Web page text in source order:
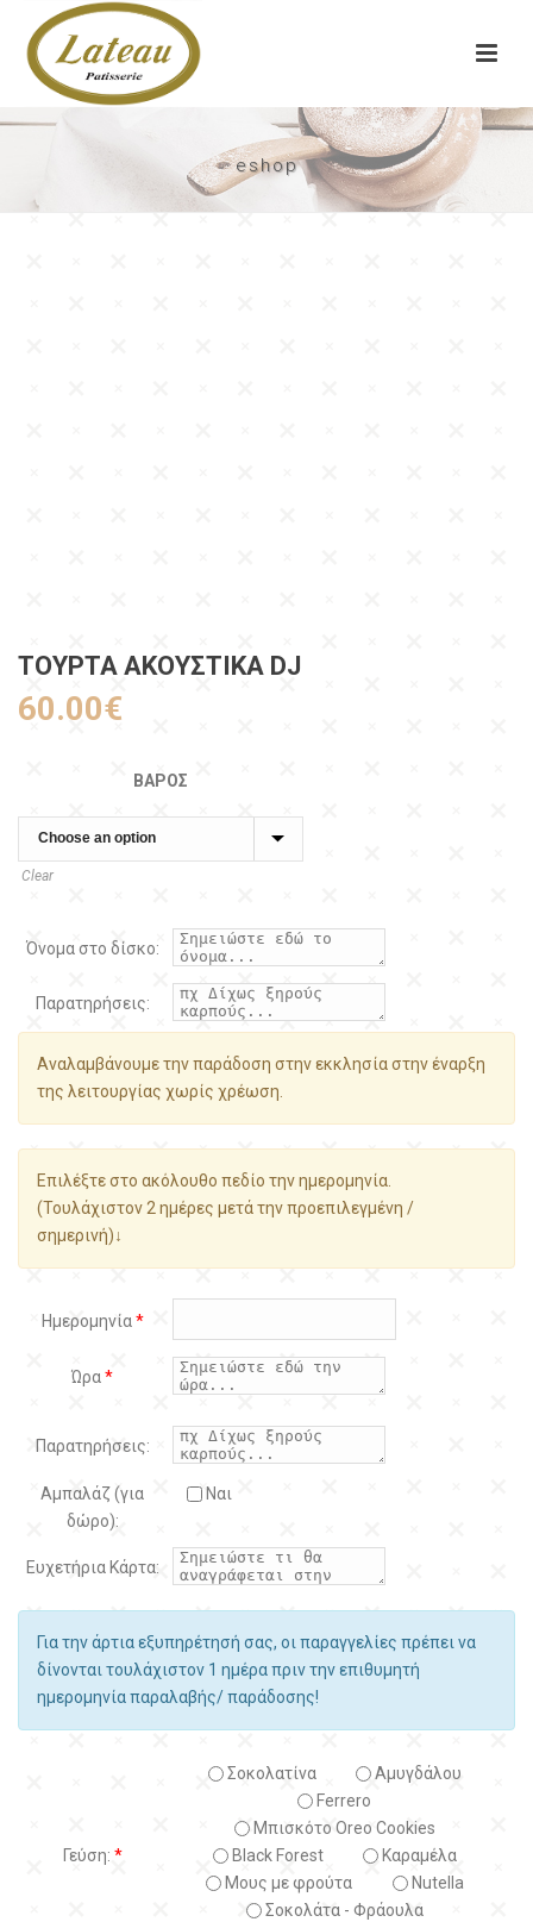
eshop
ΤΟΥΡΤΑ ΑΚΟΥΣΤΙΚΆ DJ
60.00€
ΒΆΡΟΣ
Clear
Όνομα στο δίσκο:
Παρατηρήσεις:
Αναλαμβάνουμε την παράδοση στην εκκλησία στην έναρξη
της λειτουργίας χωρίς χρέωση.
Επιλέξτε στο ακόλουθο πεδίο την ημερομηνία.
(Τουλάχιστον 2 ημέρες μετά την προεπιλεγμένη /
σημερινή)↓
Ημερομηνία*
Ώρα*
Παρατηρήσεις:
Αμπαλάζ (για
δώρο):
Ναι
Ευχετήρια Κάρτα:
Για την άρτια εξυπηρέτησή σας, οι παραγγελίες πρέπει να
δίνονται τουλάχιστον 1 ημέρα πριν την επιθυμητή
ημερομηνία παραλαβής/ παράδοσης!
Γεύση: *
Σοκολατίνα
Αμυγδάλου
Ferrero
Μπισκότο Oreo Cookies
Black Forest
Kαραμέλα
Μους με φρούτα
Nutella
Σοκολάτα - Φράουλα